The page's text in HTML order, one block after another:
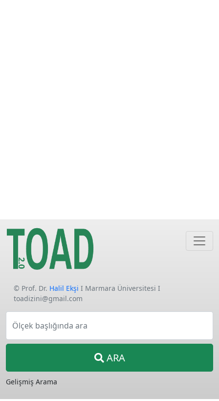
© Prof. Dr. Halil Ekşi I Marmara Üniversitesi I
toadizini@gmail.com
Ölçek başlığında ara
ARA
Gelişmiş Arama